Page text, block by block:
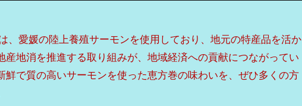
、愛媛の陸上養殖サーモンを使用しており、地元の特産品を活か
産地消を推進する取り組みが、地域経済への貢献につながってい
鮮で質の高いサーモンを使った恵方巻の味わいを、ぜひ多くの方